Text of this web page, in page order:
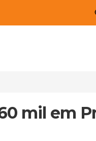
mil em